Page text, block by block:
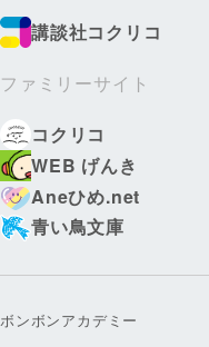
講談社コクリコ
ファミリーサイト
コクリコ
WEB げんき
Aneひめ.net
青い鳥文庫
ボンボンアカデミー